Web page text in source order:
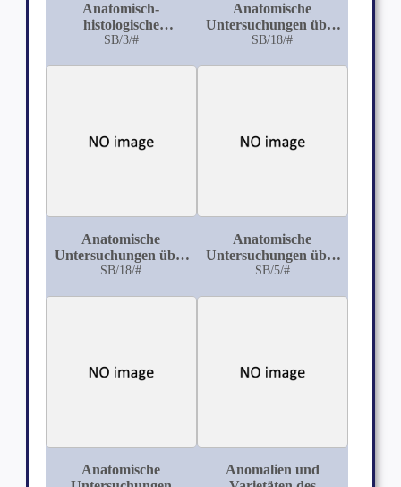
Anatomisch-
histologische
Untersuchungen über
SB/3/#
Anatomische
Untersuchungen über
das distale Ende des
SB/18/#
Anatomische
Untersuchungen über
die Cartilagines
SB/18/#
Anatomische
Untersuchungen über
die Lymphwege der
SB/5/#
Anatomische
Anomalien und